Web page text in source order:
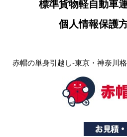
標準貨物軽自動車
個人情報保護
赤帽の単身引越し-東京・神奈川